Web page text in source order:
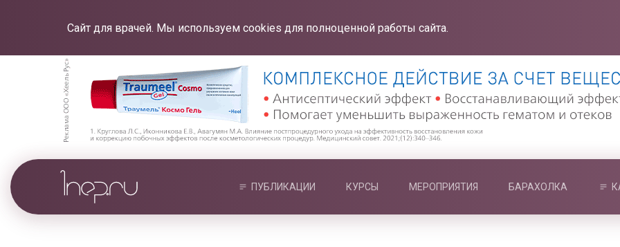
Сайт для врачей. Мы используем cookies для полноценной работы сайта.
ПУБЛИКАЦИИ КУРСЫ МЕРОПРИЯТИЯ БАРАХОЛКА